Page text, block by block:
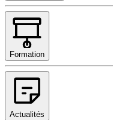
Formation
Actualités